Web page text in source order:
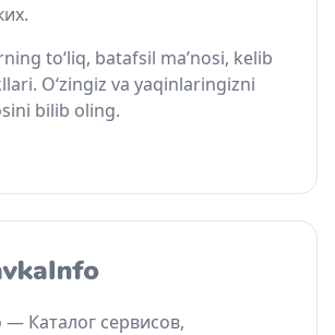
to‘liq, batafsil ma’nosi, kelib
O‘zingiz va yaqinlaringizni
bilib oling.
Каталог сервисов,